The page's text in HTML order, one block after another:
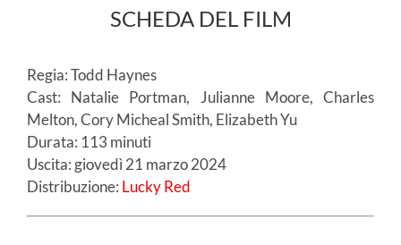
SCHEDA DEL FILM
Regia: Todd Haynes
Cast: Natalie Portman, Julianne Moore, Charles
Melton, Cory Micheal Smith, Elizabeth Yu
Durata: 113 minuti
Uscita: giovedì 21 marzo 2024
Distribuzione: Lucky Red